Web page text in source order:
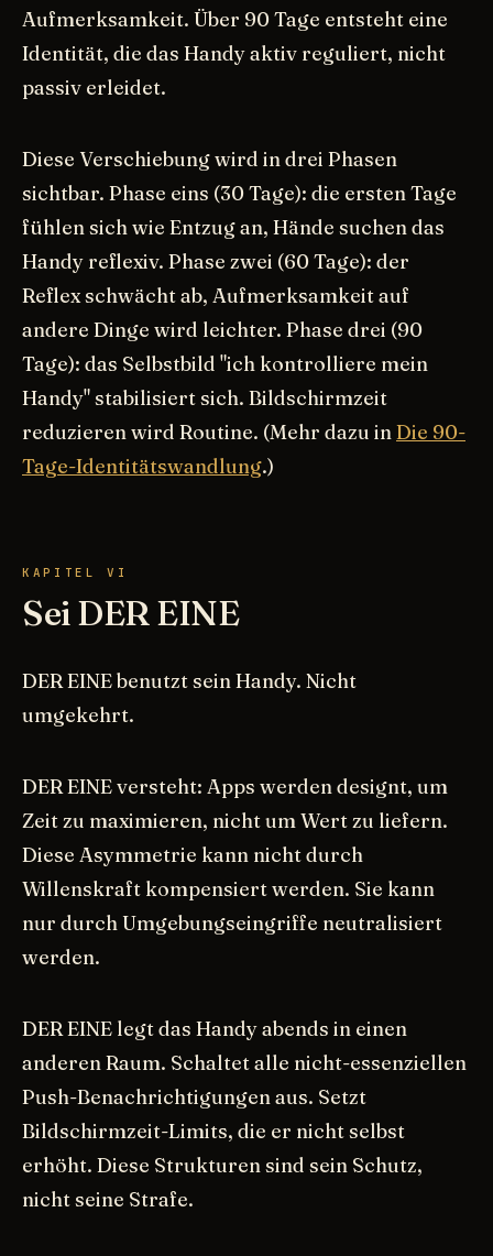
Aufmerksamkeit. Über 90 Tage entsteht eine
Identität, die das Handy aktiv reguliert, nicht
passiv erleidet.
Diese Verschiebung wird in drei Phasen
sichtbar. Phase eins (30 Tage): die ersten Tage
fühlen sich wie Entzug an, Hände suchen das
Handy reflexiv. Phase zwei (60 Tage): der
Reflex schwächt ab, Aufmerksamkeit auf
andere Dinge wird leichter. Phase drei (90
Tage): das Selbstbild "ich kontrolliere mein
Handy" stabilisiert sich. Bildschirmzeit
reduzieren wird Routine. (Mehr dazu inDie 90-
Tage-Identitätswandlung.)
KAPITEL VI
Sei DER EINE
DER EINE benutzt sein Handy. Nicht
umgekehrt.
DER EINE versteht: Apps werden designt, um
Zeit zu maximieren, nicht um Wert zu liefern.
Diese Asymmetrie kann nicht durch
Willenskraft kompensiert werden. Sie kann
nur durch Umgebungseingriffe neutralisiert
werden.
DER EINE legt das Handy abends in einen
anderen Raum. Schaltet alle nicht-essenziellen
Push-Benachrichtigungen aus. Setzt
Bildschirmzeit-Limits, die er nicht selbst
erhöht. Diese Strukturen sind sein Schutz,
nicht seine Strafe.